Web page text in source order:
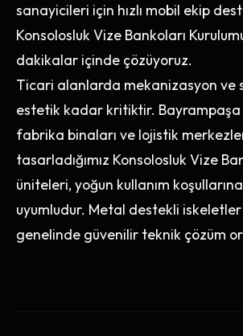
sanayicileri için hızlı mobil ekip
Konsolosluk Vize Bankoları
dakikalar içinde çözüyoruz.
Ticari alanlarda mekanizasyon ve
estetik kadar kritiktir.
fabrika binaları ve lojistik
tasarladığımız Konsolosluk Vize
üniteleri, yoğun kullanım
uyumludur. Metal destekli
genelinde güvenilir teknik çözüm